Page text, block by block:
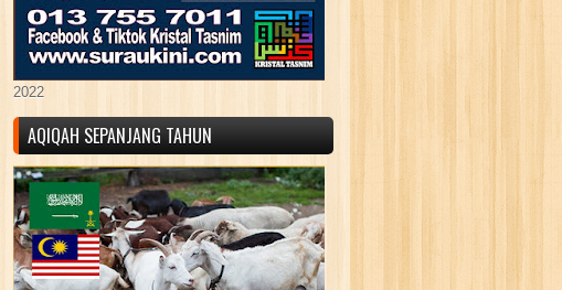
2022
AQIQAH SEPANJANG TAHUN